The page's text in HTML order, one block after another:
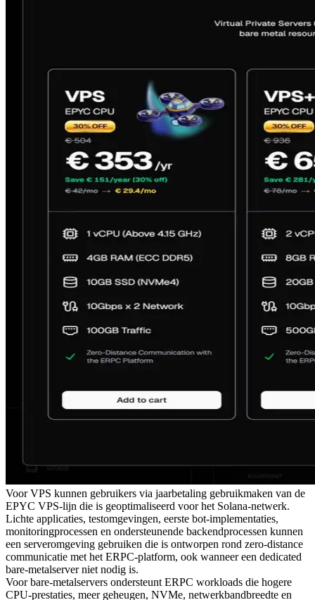
Voor VPS kunnen gebruikers via jaarbetaling gebruikmaken van de
EPYC VPS-lijn die is geoptimaliseerd voor het Solana-netwerk.
Lichte applicaties, testomgevingen, eerste bot-implementaties,
monitoringprocessen en ondersteunende backendprocessen kunnen
een serveromgeving gebruiken die is ontworpen rond zero-distance
communicatie met het ERPC-platform, ook wanneer een dedicated
bare-metalserver niet nodig is.
Voor bare-metalservers ondersteunt ERPC workloads die hogere
CPU-prestaties, meer geheugen, NVMe, netwerkbandbreedte en